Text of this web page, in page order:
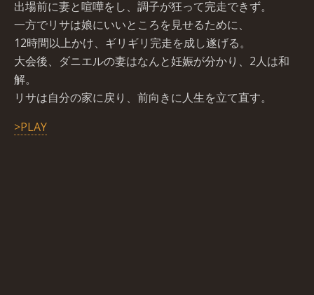
出場前に妻と喧嘩をし、調子が狂って完走できず。
一方でリサは娘にいいところを見せるために、
12時間以上かけ、ギリギリ完走を成し遂げる。
大会後、ダニエルの妻はなんと妊娠が分かり、2人は和
解。
リサは自分の家に戻り、前向きに人生を立て直す。
>PLAY